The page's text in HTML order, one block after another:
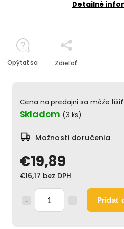
€19,89
€16,17 bez DPH
Pridať
Cena na predajni sa môže líšiť.
Skladom (3 ks)
Možnosti doručenia
Detailné
Opýtať sa Zdieľať